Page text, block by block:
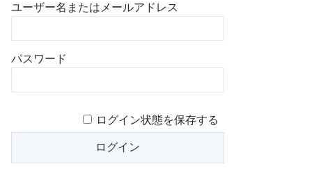
ユーザー名またはメールアドレス
パスワード
ログイン状態を保存する